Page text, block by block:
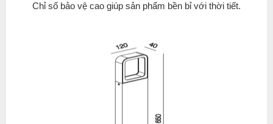
Chỉ số bảo vệ cao giúp sản phẩm bền bỉ với thời tiết.